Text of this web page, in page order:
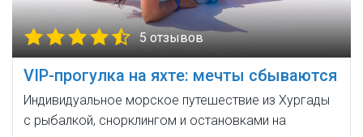
5 отзывов
VIP-прогулка на яхте: мечты сбываются
Индивидуальное морское путешествие из Хургады
с рыбалкой, снорклингом и остановками на